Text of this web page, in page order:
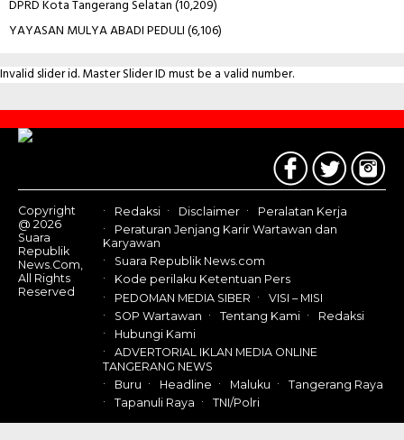
DPRD Kota Tangerang Selatan(10,209)
YAYASAN MULYA ABADI PEDULI(6,106)
Invalid slider id. Master Slider ID must be a valid number.
Contact
Us
Copyright
@ 2026
Suara
Republik
News.Com,
All Rights
Reserved
Redaksi Disclaimer
Peralatan Kerja
Peraturan Jenjang Karir Wartawan dan
Karyawan
Suara Republik News.com
Kode perilaku Ketentuan Pers
PEDOMAN MEDIA SIBER
VISI – MISI
SOP Wartawan
Tentang Kami
Redaksi
Hubungi Kami
ADVERTORIAL IKLAN MEDIA ONLINE
TANGERANG NEWS
Buru
Headline Maluku
Tangerang Raya
Tapanuli Raya
TNI/Polri